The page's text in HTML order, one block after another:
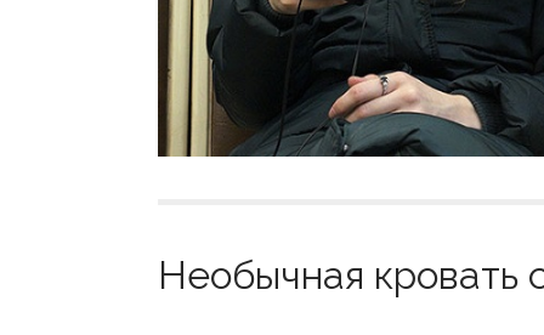
Необычная кровать